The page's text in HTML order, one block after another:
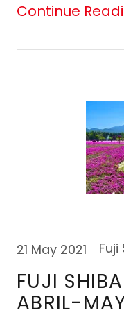
Continue
21 May 2021
FUJI
ABRIL-